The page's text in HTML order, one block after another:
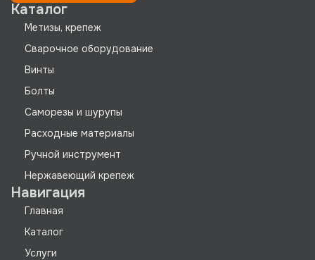
Каталог
Метизы, крепеж
Сварочное оборудование
Винты
Болты
Саморезы и шурупы
Расходные материалы
Ручной инструмент
Нержавеющий крепеж
Навигация
Главная
Каталог
Услуги